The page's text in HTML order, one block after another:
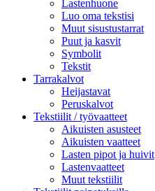
Lastenhuone
Luo oma tekstisi
Muut sisustustarrat
Puut ja kasvit
Symbolit
Tekstit
Tarrakalvot
Heijastavat
Peruskalvot
Tekstiilit / työvaatteet
Aikuisten asusteet
Aikuisten vaatteet
Lasten pipot ja huivit
Lastenvaatteet
Muut tekstiilit